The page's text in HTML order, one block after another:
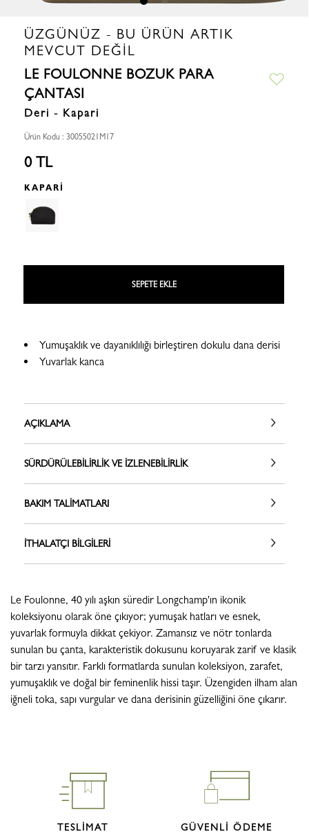
ÜZGÜNÜZ - BU ÜRÜN ARTIK
MEVCUT DEĞIL
LE FOULONNE BOZUK PARA
ÇANTASI
Deri - Kapari
Ürün Kodu : 30055021M17
0 TL
KAPARI
SEPETE EKLE
Yumuşaklık ve dayanıklılığı birleştiren dokulu dana derisi
Yuvarlak kanca
AÇIKLAMA
SÜRDÜRÜLEBILIRLIK VE İZLENEBILIRLIK
BAKIM TALIMATLARI
İTHALATÇI BILGILERI
Le Foulonne, 40 yılı aşkın süredir Longchamp'ın ikonik
koleksiyonu olarak öne çıkıyor; yumuşak hatları ve esnek,
yuvarlak formuyla dikkat çekiyor. Zamansız ve nötr tonlarda
sunulan bu çanta, karakteristik dokusunu koruyarak zarif ve klasik
bir tarzı yansıtır. Farklı formatlarda sunulan koleksiyon, zarafet,
yumuşaklık ve doğal bir feminenlik hissi taşır. Üzengiden ilham alan
iğneli toka, sapı vurgular ve dana derisinin güzelliğini öne çıkarır.
TESLİMAT GÜVENLİ ÖDEME